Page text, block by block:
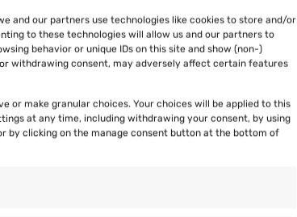
and our partners use technologies like cookies to store and/or
to these technologies will allow us and our partners to
behavior or unique IDs on this site and show (non-)
withdrawing consent, may adversely affect certain features
or make granular choices. Your choices will be applied to this
at any time, including withdrawing your consent, by using
by clicking on the manage consent button at the bottom of